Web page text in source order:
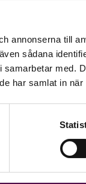
annonserna till
sådana
med.
har samlat in